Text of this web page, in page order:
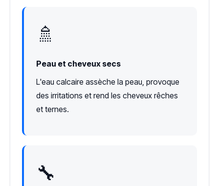
🚿
Peau et cheveux secs
L'eau calcaire assèche la peau, provoque
des irritations et rend les cheveux rêches
et ternes.
🔧